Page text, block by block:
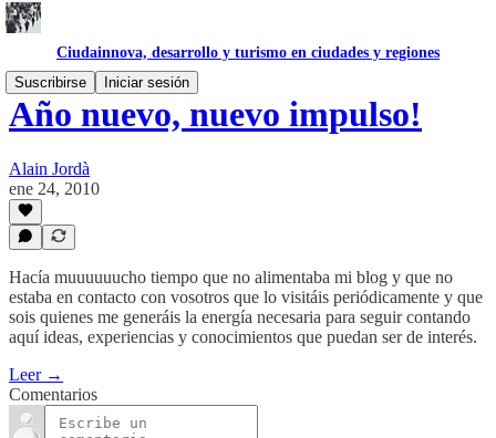
Ciudainnova, desarrollo y turismo en ciudades y regiones
Suscribirse
Iniciar sesión
Año nuevo, nuevo impulso!
Alain Jordà
ene 24, 2010
Hacía muuuuuucho tiempo que no alimentaba mi blog y que no
estaba en contacto con vosotros que lo visitáis periódicamente y que
sois quienes me generáis la energía necesaria para seguir contando
aquí ideas, experiencias y conocimientos que puedan ser de interés.
Leer →
Comentarios